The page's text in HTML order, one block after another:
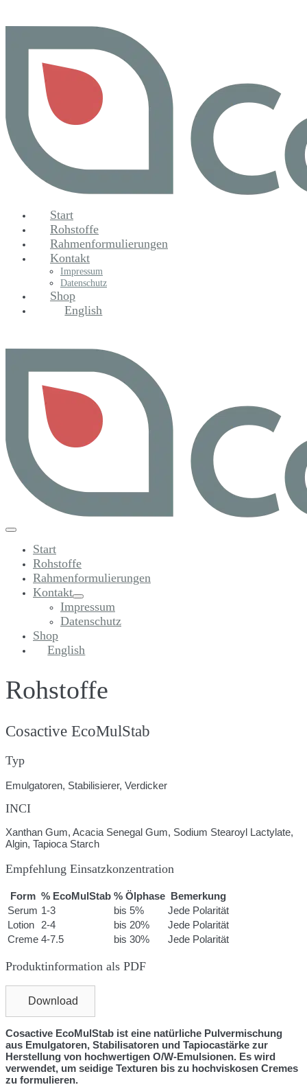
Start
Rohstoffe
Rahmenformulierungen
Kontakt
Impressum
Datenschutz
Shop
English
Menü-
SchalterStart
Rohstoffe
Rahmenformulierungen
Kontakt
Menü-
Schalter
Impressum
Datenschutz
Shop
English
Rohstoffe
Cosactive EcoMulStab
Typ
Emulgatoren, Stabilisierer, Verdicker
INCI
Xanthan Gum, Acacia Senegal Gum, Sodium Stearoyl Lactylate,
Algin, Tapioca Starch
Empfehlung Einsatzkonzentration
Form % EcoMulStab % Ölphase Bemerkung
Serum 1-3 bis 5%
Jede Polarität
Lotion
2-4 bis 20%
Jede Polarität
Creme 4-7.5 bis 30% Jede Polarität
Produktinformation als PDF
Download
Cosactive EcoMulStab ist eine natürliche Pulvermischung
aus Emulgatoren, Stabilisatoren und Tapiocastärke zur
Herstellung von hochwertigen O/W-Emulsionen. Es wird
verwendet, um seidige Texturen bis zu hochviskosen Cremes
zu formulieren.